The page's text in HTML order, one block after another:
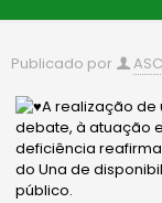
Publicado por
A realização
debate, à atuação
deficiência
do Una de
público.